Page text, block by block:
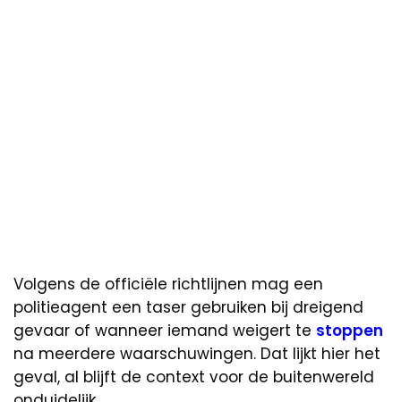
Volgens de officiële richtlijnen mag een
politieagent een taser gebruiken bij dreigend
gevaar of wanneer iemand weigert te stoppen
na meerdere waarschuwingen. Dat lijkt hier het
geval, al blijft de context voor de buitenwereld